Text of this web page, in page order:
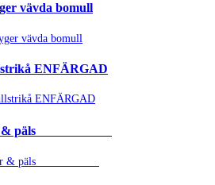
vävda bomull
ENFÄRGAD
& päls⠀⠀⠀⠀⠀⠀⠀⠀